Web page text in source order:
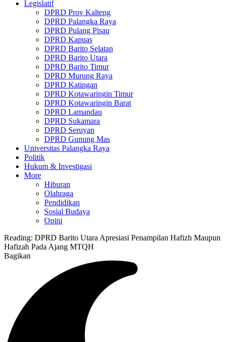
Legislatif
DPRD Prov Kalteng
DPRD Palangka Raya
DPRD Pulang Pisau
DPRD Kapuas
DPRD Barito Selatan
DPRD Barito Utara
DPRD Barito Timur
DPRD Murung Raya
DPRD Katingan
DPRD Kotawaringin Timur
DPRD Kotawaringin Barat
DPRD Lamandau
DPRD Sukamara
DPRD Seruyan
DPRD Gunung Mas
Universitas Palangka Raya
Politik
Hukum & Investigasi
More
Hiburan
Olahraga
Pendidikan
Sosial Budaya
Opini
Reading: DPRD Barito Utara Apresiasi Penampilan Hafizh Maupun
Hafizah Pada Ajang MTQH
Bagikan